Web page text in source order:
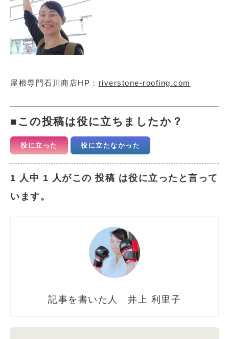
屋根専門石川商店HP： riverstone-roofing.com
この投稿は役に立ちましたか？
役に立った 役に立たなかった
1 人中 1 人がこの 投稿 は役に立ったと言って
います。
井上 利里子